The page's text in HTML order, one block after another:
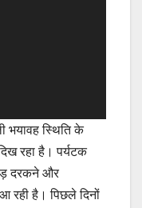
भयावह स्थिति के
रहा है। पर्यटक
दरकने और
रही है। पिछले दिनों